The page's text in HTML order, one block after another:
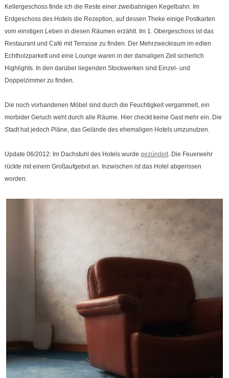
Kellergeschoss finde ich die Reste einer zweibahnigen Kegelbahn. Im
Erdgeschoss des Hotels die Rezeption, auf dessen Theke einige Postkarten
vom einstigen Leben in diesen Räumen erzählt. Im 1. Obergeschoss ist das
Restaurant und Café mit Terrasse zu finden. Der Mehrzweckraum im edlen
Echtholzparkett und eine Lounge waren in der damaligen Zeit sicherlich
Highlights. In den darüber liegenden Stockwerken sind Einzel- und
Doppelzimmer zu finden.
Die noch vorhandenen Möbel sind durch die Feuchtigkeit vergammelt, ein
morbider Geruch weht durch alle Räume. Hier checkt keine Gast mehr ein. Die
Stadt hat jedoch Pläne, das Gelände des ehemaligen Hotels umzunutzen.
Update 06/2012: Im Dachstuhl des Hotels wurde gezündelt. Die Feuerwehr
rückte mit einem Großaufgebot an. Inzwischen ist das Hotel abgerissen
worden.